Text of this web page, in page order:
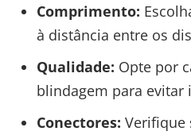
Comprimento:
à distância entre os
Qualidade: Opte por
blindagem para evitar
Conectores: Verifique